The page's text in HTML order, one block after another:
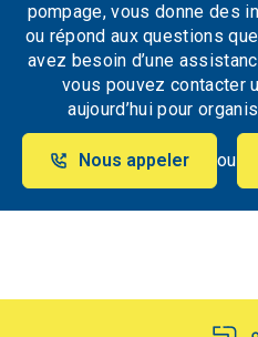
pompage, vous donne des
ou répond aux questions
avez besoin d’une
vous pouvez contacter
aujourd’hui pour
Nous appeler ou